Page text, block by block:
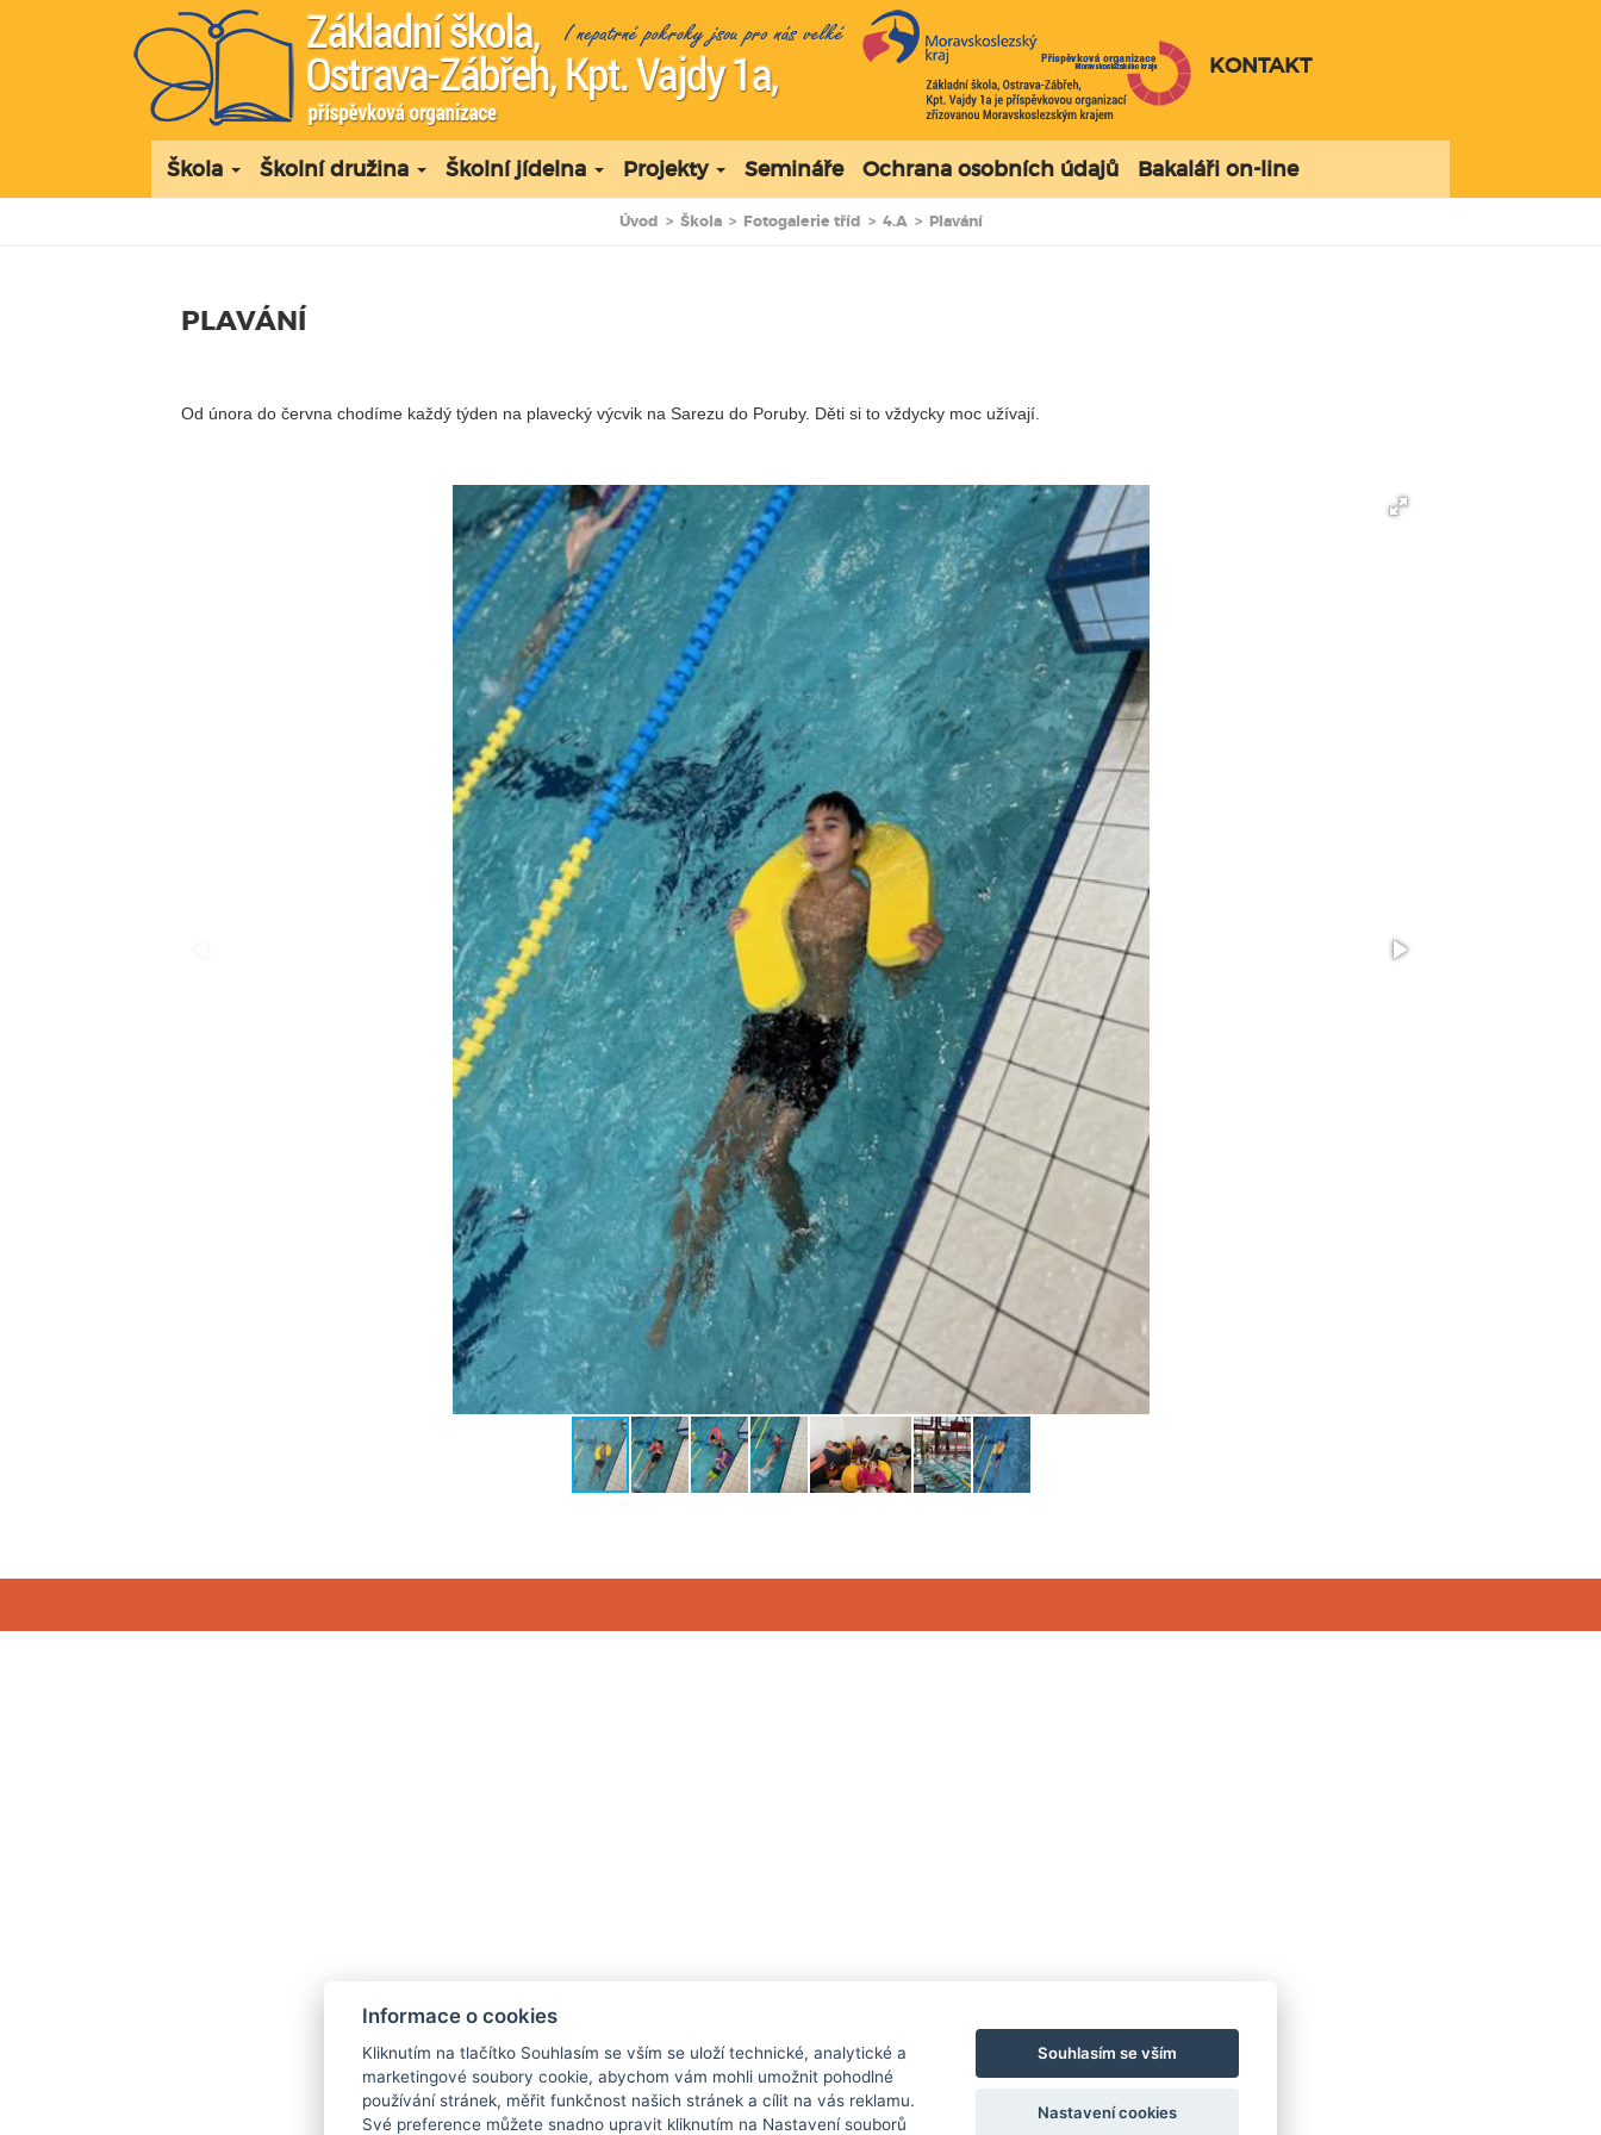
KONTAKT
Škola Školní družina Školní jídelna Projekty Semináře Ochrana osobních údajů Bakaláři on-line
Úvod > Škola> Fotogalerie tříd > 4.A> Plavání
PLAVÁNÍ
Od února do června chodíme každý týden na plavecký výcvik na Sarezu do Poruby. Děti si to vždycky moc užívají.
Informace o cookies
Kliknutím na tlačítko Souhlasím se vším se uloží technické, analytické a
marketingové soubory cookie, abychom vám mohli umožnit pohodlné
používání stránek, měřit funkčnost našich stránek a cílit na vás reklamu.
Své preference můžete snadno upravit kliknutím na Nastavení souborů
Souhlasím se vším
Nastavení cookies